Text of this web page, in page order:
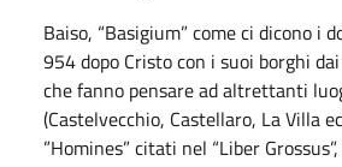
Baiso, “Basigium” come ci dicono i
954 dopo Cristo con i suoi borghi
che fanno pensare ad altrettanti
(Castelvecchio, Castellaro, La Villa
”Homines” citati nel “Liber